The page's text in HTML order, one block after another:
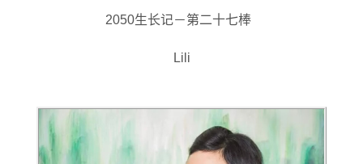
2050生长记－第二十七棒
Lili